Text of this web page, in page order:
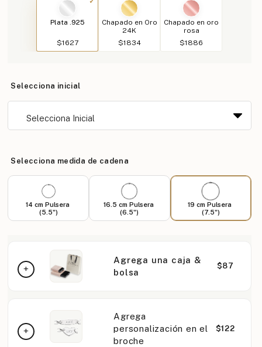
Plata .925
$1627
Chapado en Oro
24K
$1834
Chapado en oro
rosa
$1886
Selecciona inicial
Selecciona medida de cadena
14 cm Pulsera
(5.5")
16.5 cm Pulsera
(6.5")
19 cm Pulsera
(7.5")
Agrega una caja &
bolsa
$87
Agrega
personalización en el
broche
$122